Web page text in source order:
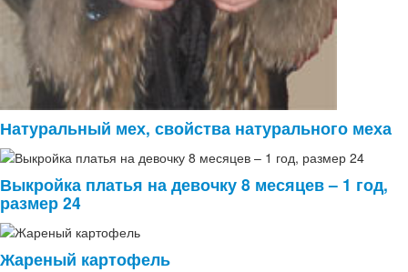
Натуральный мех, свойства натурального меха
Выкройка платья на девочку 8 месяцев – 1 год,
размер 24
Жареный картофель